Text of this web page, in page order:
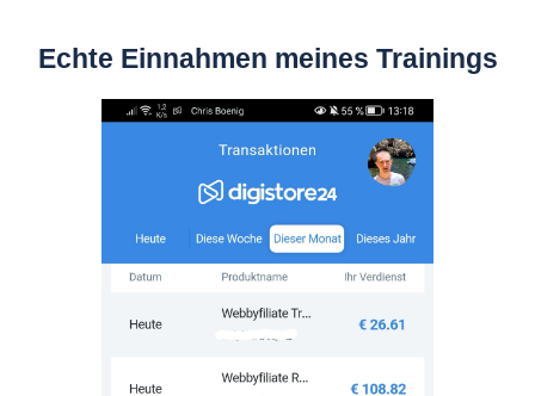
Echte Einnahmen meines Trainings